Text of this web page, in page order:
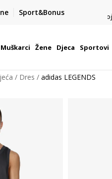
Sport&Bonus
NOW
800 paketomata u Hrvatskoj
Muškarci Žene Djeca Sportovi
Dres adidas LEGENDS